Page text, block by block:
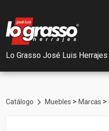
Lo Grasso José Luis Herrajes
Catálogo Muebles > Marcas >